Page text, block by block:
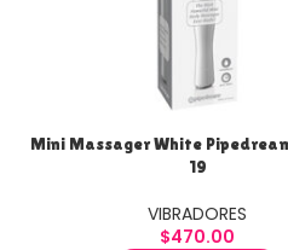
Mini Massager White
19
VIBRADORES
$470.00